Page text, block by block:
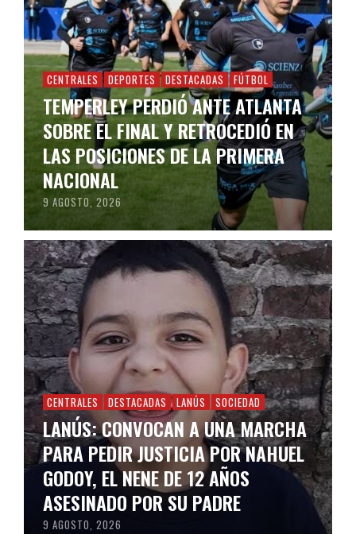
CENTRALES DEPORTES DESTACADAS FÚTBOL
TEMPERLEY PERDIÓ ANTE ATLANTA
SOBRE EL FINAL Y RETROCEDIÓ EN
LAS POSICIONES DE LA PRIMERA
NACIONAL
9 AGOSTO, 2026
CENTRALES DESTACADAS LANÚS SOCIEDAD
LANÚS: CONVOCAN A UNA MARCHA
PARA PEDIR JUSTICIA POR NAHUEL
GODOY, EL NENE DE 12 AÑOS
ASESINADO POR SU PADRE
9 AGOSTO, 2026